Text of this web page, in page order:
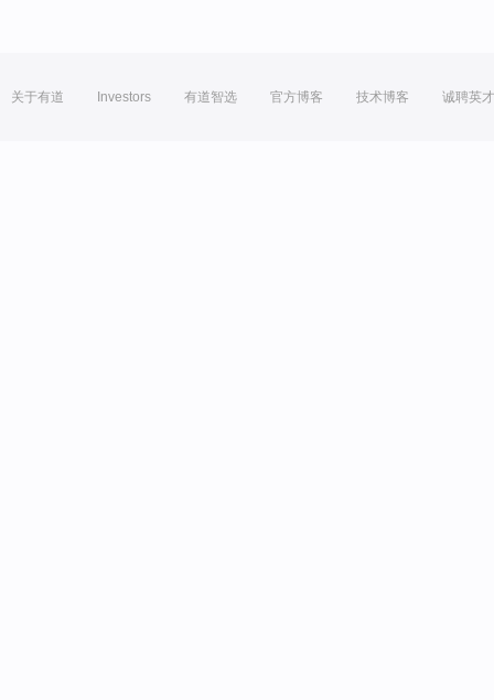
关于有道 Investors 有道智选 官方博客 技术博客 诚聘英才